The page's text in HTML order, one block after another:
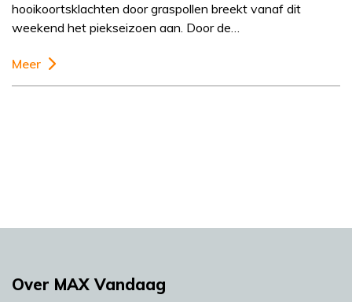
hooikoortsklachten door graspollen breekt vanaf dit
weekend het piekseizoen aan. Door de…
Meer
Over MAX Vandaag